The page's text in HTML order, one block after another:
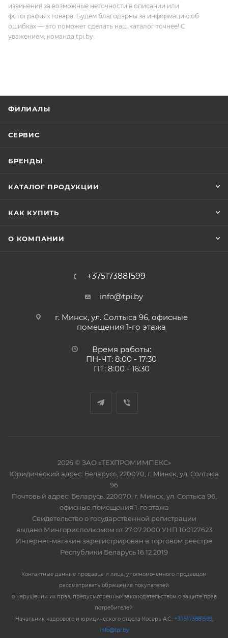
извинения за возможные неточности в описании или
фотографиях товара. Будем благодарны за информацию об
ошибках — это поможет сделать наш каталог точнее! С
уважением, команда tpi.by.
ФИЛИАЛЫ
СЕРВИС
БРЕНДЫ
КАТАЛОГ ПРОДУКЦИИ
КАК КУПИТЬ
О КОМПАНИИ
+375173881599
info@tpi.by
г. Минск, ул. Солтыса 96, офисные
помещения 1-го этажа
Время работы:
ПН-ЧТ: 8:00 - 17:30
ПТ: 8:00 - 16:30
2026 © ЗАО «ТЕХПРОМИМПЕКС»
Юридический адрес: Беларусь, 220070, г. Минск, ул. Солтыса
96
Почтовый адрес: Беларусь, 220070, г. Минск, ул. Солтыса 96,
офисные помещения 1-го этажа
Свидетельство о государственной регистрации
выдано Мингорисполкомом от 27.07.2000 УНП 100127623
Интернет-магазин зарегистрирован в торговом реестре
Республики Беларусь 16.12.2019
Контактные данные продавца и лица, уполномоченного продавцом
рассматривать обращения покупателей
о нарушении их прав, предусмотренных законодательством о защите прав
потребителей:
Начальник кадрового и юридического отдела Косарь А.С.: +375173881599,
info@tpi.by